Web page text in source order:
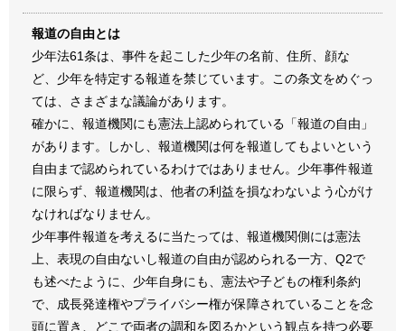
報道の自由とは
少年法61条は、事件を起こした少年の名前、住所、顔な
ど、少年を特定する報道を禁じています。この条文をめぐっ
ては、さまざまな議論があります。
確かに、報道機関にも憲法上認められている「報道の自由」
があります。しかし、報道機関は何を報道してもよいという
自由まで認められているわけではありません。少年事件報道
に限らず、報道機関は、他者の利益を損なわないよう心がけ
なければなりません。
少年事件報道を考えるに当たっては、報道機関側には憲法
上、表現の自由ないし報道の自由が認められる一方、Q2で
も述べたように、少年自身にも、憲法や子どもの権利条約
で、成長発達権やプライバシー権が保障されていることを念
頭に置き、どこで両者の調和を図るかという観点を持つ必要